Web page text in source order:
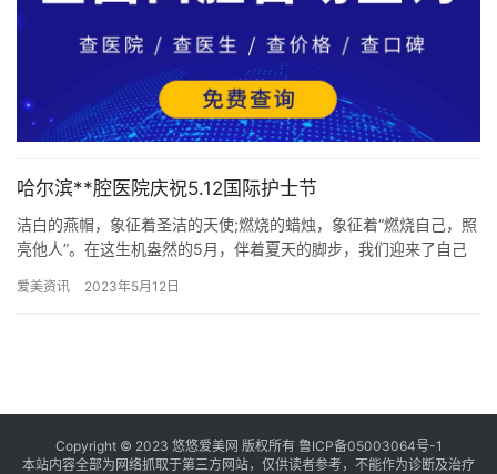
哈尔滨**腔医院庆祝5.12国际护士节
洁白的燕帽，象征着圣洁的天使;燃烧的蜡烛，象征着“燃烧自己，照
亮他人”。在这生机盎然的5月，伴着夏天的脚步，我们迎来了自己
爱美资讯 2023年5月12日
Copyright © 2023 悠悠爱美网 版权所有 鲁ICP备05003064号-1
本站内容全部为网络抓取于第三方网站，仅供读者参考，不能作为诊断及治疗